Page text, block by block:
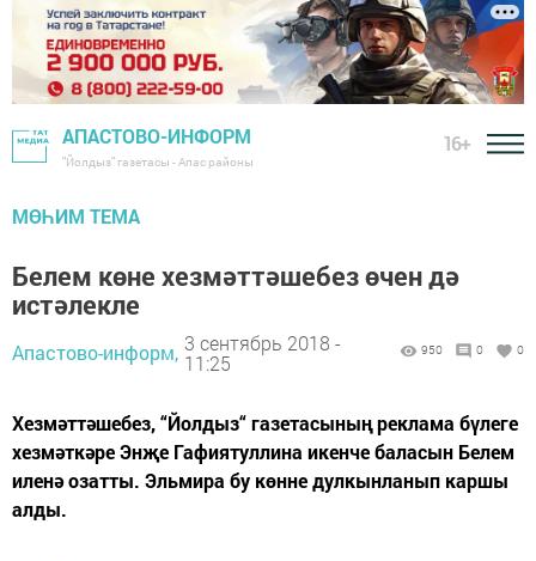
АПАСТОВО-ИНФОРМ
"Йолдыз" газетасы - Апас районы
16+
МӨҺИМ ТЕМА
Белем көне хезмәттәшебез өчен дә
истәлекле
Апастово-информ, 3 сентябрь 2018 -
11:25
950 0 0
Хезмәттәшебез, “Йолдыз“ газетасының реклама бүлеге
хезмәткәре Энҗе Гафиятуллина икенче баласын Белем
иленә озатты. Эльмира бу көнне дулкынланып каршы
алды.